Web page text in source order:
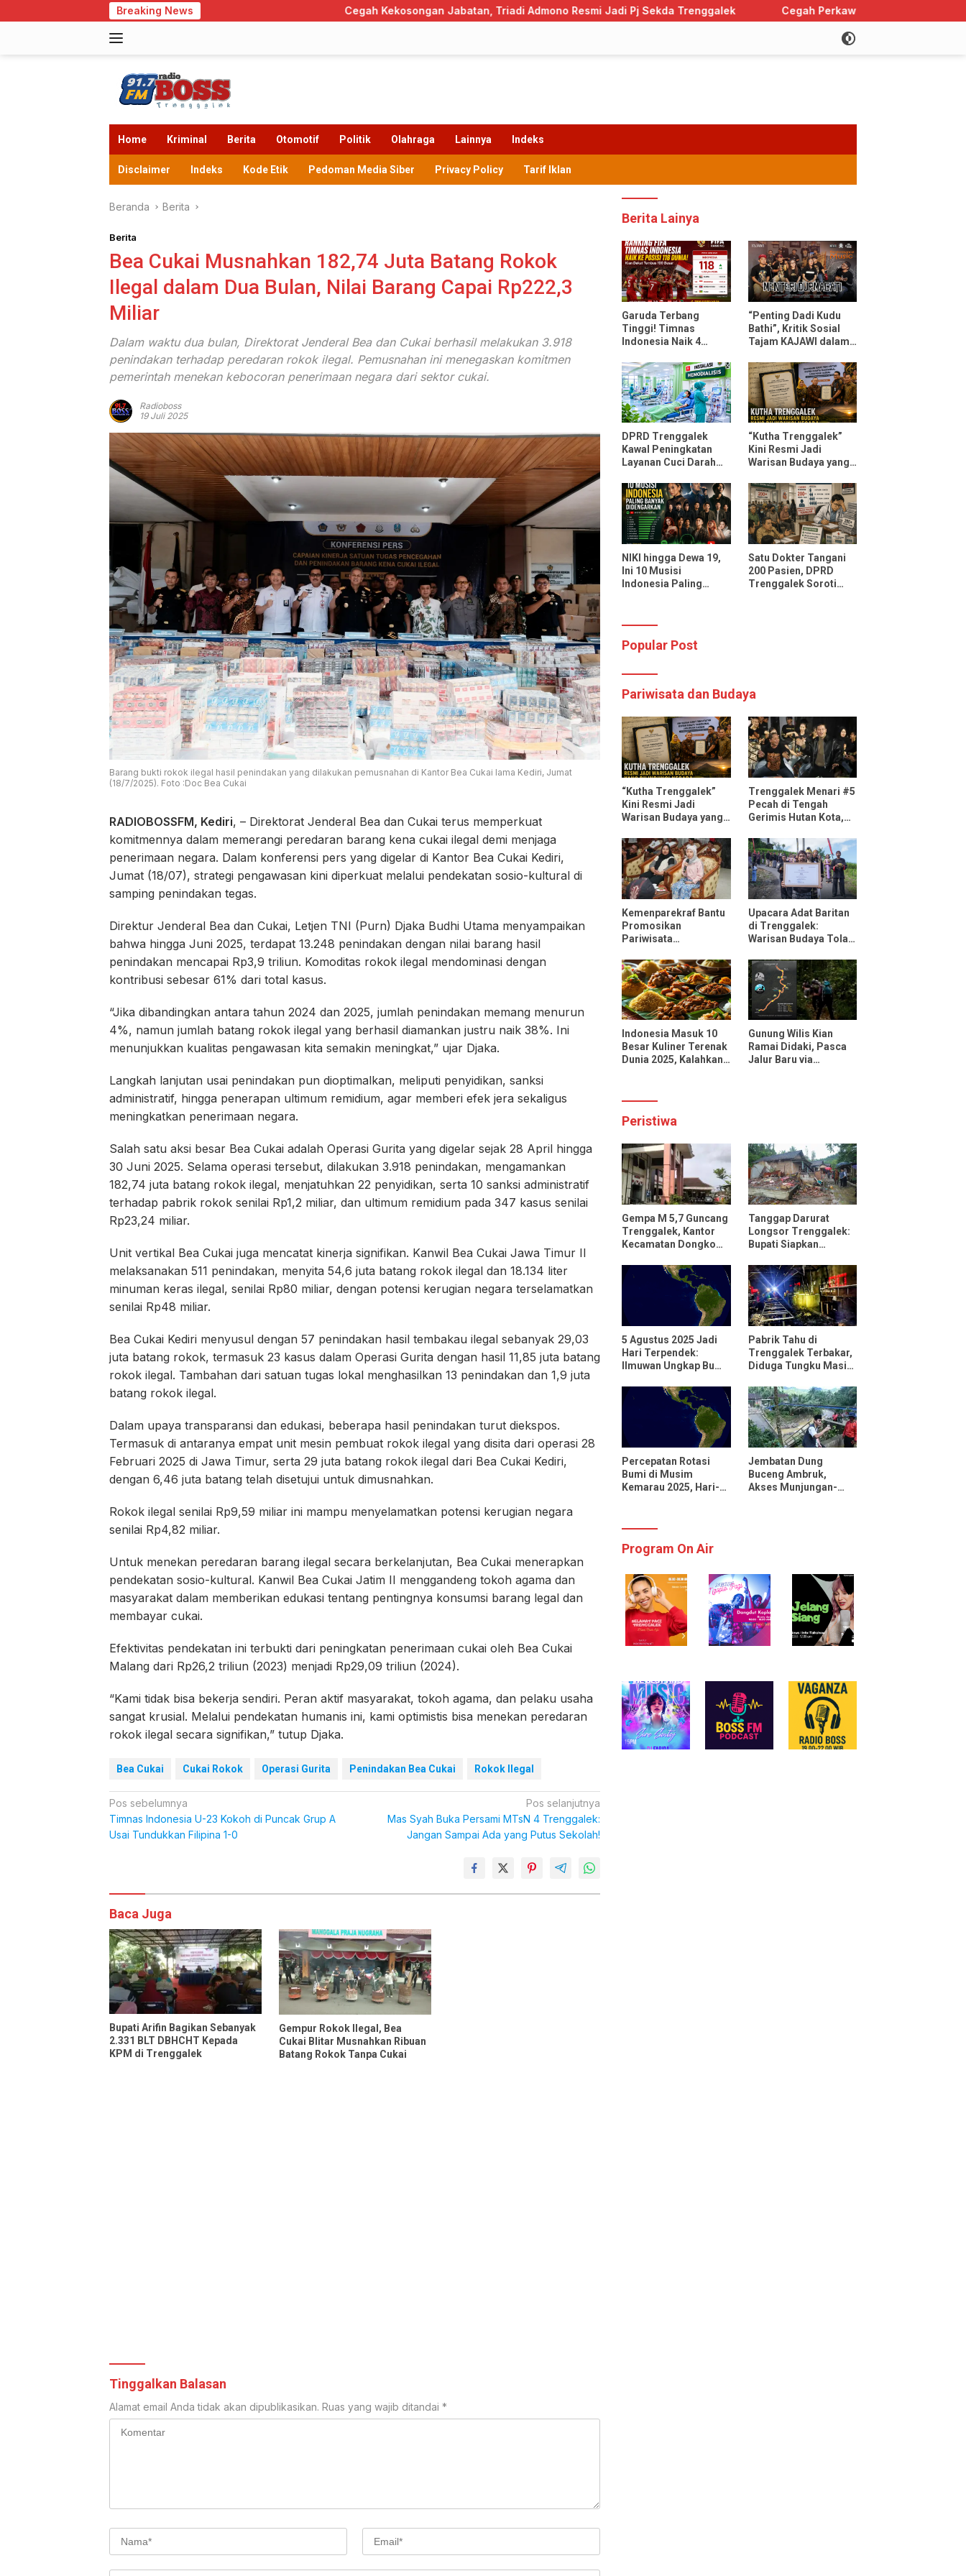
ke
Breaking News Cegah Kekosongan Jabatan, Triadi Admono Resmi Jadi Pj Sekda Trenggalek Cegah Perkawinan Anak, Trenggalek Sabet Peringkat
Home Kriminal Berita Otomotif Politik Olahraga Lainnya Indeks
Disclaimer Indeks Kode Etik Pedoman Media Siber Privacy Policy Tarif Iklan
Beranda Berita
Berita
Bea Cukai Musnahkan 182,74 Juta Batang Rokok
Ilegal dalam Dua Bulan, Nilai Barang Capai Rp222,3
Miliar
Dalam waktu dua bulan, Direktorat Jenderal Bea dan Cukai berhasil melakukan 3.918
penindakan terhadap peredaran rokok ilegal. Pemusnahan ini menegaskan komitmen
pemerintah menekan kebocoran penerimaan negara dari sektor cukai.
Radioboss
19 Juli 2025
Barang bukti rokok ilegal hasil penindakan yang dilakukan pemusnahan di Kantor Bea Cukai lama Kediri, Jumat
(18/7/2025). Foto :Doc Bea Cukai
RADIOBOSSFM, Kediri, – Direktorat Jenderal Bea dan Cukai terus memperkuat
komitmennya dalam memerangi peredaran barang kena cukai ilegal demi menjaga
penerimaan negara. Dalam konferensi pers yang digelar di Kantor Bea Cukai Kediri,
Jumat (18/07), strategi pengawasan kini diperkuat melalui pendekatan sosio-kultural di
samping penindakan tegas.
Direktur Jenderal Bea dan Cukai, Letjen TNI (Purn) Djaka Budhi Utama menyampaikan
bahwa hingga Juni 2025, terdapat 13.248 penindakan dengan nilai barang hasil
penindakan mencapai Rp3,9 triliun. Komoditas rokok ilegal mendominasi dengan
kontribusi sebesar 61% dari total kasus.
“Jika dibandingkan antara tahun 2024 dan 2025, jumlah penindakan memang menurun
4%, namun jumlah batang rokok ilegal yang berhasil diamankan justru naik 38%. Ini
menunjukkan kualitas pengawasan kita semakin meningkat,” ujar Djaka.
Langkah lanjutan usai penindakan pun dioptimalkan, meliputi penyidikan, sanksi
administratif, hingga penerapan ultimum remidium, agar memberi efek jera sekaligus
meningkatkan penerimaan negara.
Salah satu aksi besar Bea Cukai adalah Operasi Gurita yang digelar sejak 28 April hingga
30 Juni 2025. Selama operasi tersebut, dilakukan 3.918 penindakan, mengamankan
182,74 juta batang rokok ilegal, menjatuhkan 22 penyidikan, serta 10 sanksi administratif
terhadap pabrik rokok senilai Rp1,2 miliar, dan ultimum remidium pada 347 kasus senilai
Rp23,24 miliar.
Unit vertikal Bea Cukai juga mencatat kinerja signifikan. Kanwil Bea Cukai Jawa Timur II
melaksanakan 511 penindakan, menyita 54,6 juta batang rokok ilegal dan 18.134 liter
minuman keras ilegal, senilai Rp80 miliar, dengan potensi kerugian negara terselamatkan
senilai Rp48 miliar.
Bea Cukai Kediri menyusul dengan 57 penindakan hasil tembakau ilegal sebanyak 29,03
juta batang rokok, termasuk 23 kasus dalam Operasi Gurita dengan hasil 11,85 juta batang
rokok ilegal. Tambahan dari satuan tugas lokal menghasilkan 13 penindakan dan 1,9 juta
batang rokok ilegal.
Dalam upaya transparansi dan edukasi, beberapa hasil penindakan turut diekspos.
Termasuk di antaranya empat unit mesin pembuat rokok ilegal yang disita dari operasi 28
Februari 2025 di Jawa Timur, serta 29 juta batang rokok ilegal dari Bea Cukai Kediri,
dengan 6,46 juta batang telah disetujui untuk dimusnahkan.
Rokok ilegal senilai Rp9,59 miliar ini mampu menyelamatkan potensi kerugian negara
senilai Rp4,82 miliar.
Untuk menekan peredaran barang ilegal secara berkelanjutan, Bea Cukai menerapkan
pendekatan sosio-kultural. Kanwil Bea Cukai Jatim II menggandeng tokoh agama dan
masyarakat dalam memberikan edukasi tentang pentingnya konsumsi barang legal dan
membayar cukai.
Efektivitas pendekatan ini terbukti dari peningkatan penerimaan cukai oleh Bea Cukai
Malang dari Rp26,2 triliun (2023) menjadi Rp29,09 triliun (2024).
“Kami tidak bisa bekerja sendiri. Peran aktif masyarakat, tokoh agama, dan pelaku usaha
sangat krusial. Melalui pendekatan humanis ini, kami optimistis bisa menekan peredaran
rokok ilegal secara signifikan,” tutup Djaka.
Bea Cukai Cukai Rokok Operasi Gurita Penindakan Bea Cukai Rokok Ilegal
Navigasi
pos
Pos sebelumnya
Timnas Indonesia U-23 Kokoh di Puncak Grup A
Usai Tundukkan Filipina 1-0
Pos selanjutnya
Mas Syah Buka Persami MTsN 4 Trenggalek:
Jangan Sampai Ada yang Putus Sekolah!
Komentar
Baca Juga
Bupati Arifin Bagikan Sebanyak
2.331 BLT DBHCHT Kepada
KPM di Trenggalek
Gempur Rokok Ilegal, Bea
Cukai Blitar Musnahkan Ribuan
Batang Rokok Tanpa Cukai
Tinggalkan Balasan
Alamat email Anda tidak akan dipublikasikan. Ruas yang wajib ditandai *
Berita Lainya
Garuda Terbang
Tinggi! Timnas
Indonesia Naik 4
Kalahkan Oman dan
Mozambik
“Penting Dadi Kudu
Bathi”, Kritik Sosial
Tajam KAJAWI dalam
Durmagati
DPRD Trenggalek
Kawal Peningkatan
Layanan Cuci Darah
Kapasitas Ditarget
Layani 30 Pasien
Sekali Pelayanan
“Kutha Trenggalek”
Kini Resmi Jadi
Warisan Budaya yang
NIKI hingga Dewa 19,
Ini 10 Musisi
Indonesia Paling
YouTube Music
Satu Dokter Tangani
200 Pasien, DPRD
Trenggalek Soroti
Popular Post
Pariwisata dan Budaya
“Kutha Trenggalek”
Kini Resmi Jadi
Warisan Budaya yang
Trenggalek Menari #5
Pecah di Tengah
Gerimis Hutan Kota,
Ngrembaka dan
Nyawiji
Kemenparekraf Bantu
Promosikan
Pariwisata
Trip Bersama
Influencer dan Media
Nasional
Upacara Adat Baritan
di Trenggalek:
Warisan Budaya Tolak
Lewat Festival Desa
Indonesia Masuk 10
Besar Kuliner Terenak
Dunia 2025, Kalahkan
Gunung Wilis Kian
Ramai Didaki, Pasca
Jalur Baru via
Peristiwa
Gempa M 5,7 Guncang
Trenggalek, Kantor
Kecamatan Dongko
Tanggap Darurat
Longsor Trenggalek:
Bupati Siapkan
Rencana Relokasi
untuk 95 Rumah
5 Agustus 2025 Jadi
Hari Terpendek:
Ilmuwan Ungkap Bumi
dari Biasanya
Pabrik Tahu di
Trenggalek Terbakar,
Diduga Tungku Masih
Percepatan Rotasi
Bumi di Musim
Kemarau 2025, Hari-
Jembatan Dung
Buceng Ambruk,
Akses Munjungan-
Program On Air